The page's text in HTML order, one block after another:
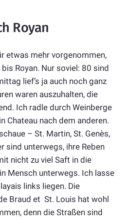
Royan
etwas mehr vorgenommen,
Royan. Nur soviel: 80 sind
lief’s ja auch noch ganz
waren auszuhalten, die
Ich radle durch Weinberge
Chateau nach dem anderen.
– St. Martin, St. Genès,
sind unterwegs, ihre Reben
nicht zu viel Saft in die
Mensch unterwegs. Ich lasse
links liegen. Die
Braud et St. Louis hat wohl
denn die Straßen sind